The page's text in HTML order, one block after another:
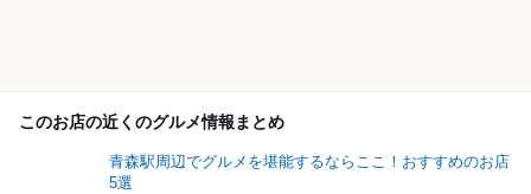
このお店の近くのグルメ情報まとめ
青森駅周辺でグルメを堪能するならここ！おすすめのお店
5選